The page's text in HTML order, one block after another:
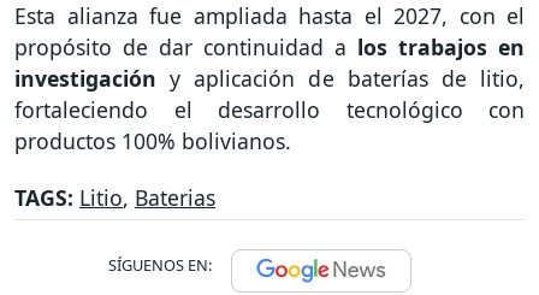
Esta alianza fue ampliada hasta el 2027, con el
propósito de dar continuidad a los trabajos en
investigación y aplicación de baterías de litio,
fortaleciendo el desarrollo tecnológico con
productos 100% bolivianos.
TAGS: Litio, Baterias
SÍGUENOS EN: